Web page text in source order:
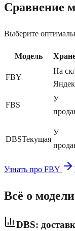
Сравнение
Выберите
Модель
FBY
На
FBS
У
DBSТекущая
У
Узнать про FBY
Всё о модели
DBS: